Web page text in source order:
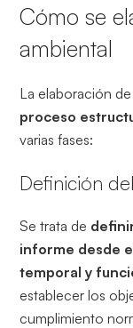
Cómo se
ambiental
La elaboración
proceso
varias fases:
Definición
Se trata de
informe desde
temporal y
establecer los
cumplimiento